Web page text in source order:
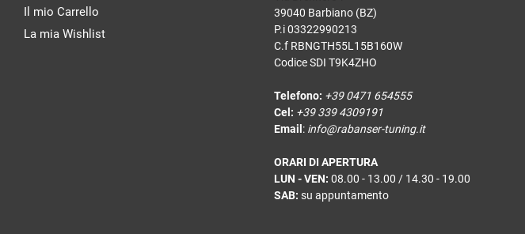
Il mio Carrello
La mia Wishlist
39040 Barbiano (BZ)
P.i 03322990213
C.f RBNGTH55L15B160W
Codice SDI T9K4ZHO
Telefono: +39 0471 654555
Cel: +39 339 4309191
Email : info@rabanser-tuning.it
ORARI DI APERTURA
LUN - VEN: 08.00 - 13.00 / 14.30 - 19.00
SAB: su appuntamento